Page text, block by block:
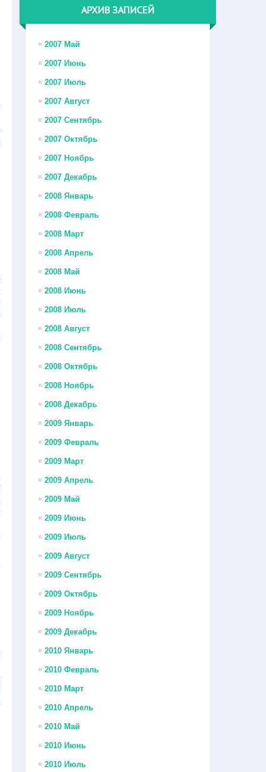
АРХИВ ЗАПИСЕЙ
2007 Май
2007 Июнь
2007 Июль
2007 Август
2007 Сентябрь
2007 Октябрь
2007 Ноябрь
2007 Декабрь
2008 Январь
2008 Февраль
2008 Март
2008 Апрель
2008 Май
2008 Июнь
2008 Июль
2008 Август
2008 Сентябрь
2008 Октябрь
2008 Ноябрь
2008 Декабрь
2009 Январь
2009 Февраль
2009 Март
2009 Апрель
2009 Май
2009 Июнь
2009 Июль
2009 Август
2009 Сентябрь
2009 Октябрь
2009 Ноябрь
2009 Декабрь
2010 Январь
2010 Февраль
2010 Март
2010 Апрель
2010 Май
2010 Июнь
2010 Июль